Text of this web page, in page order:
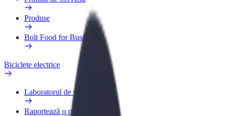
Produse
Bolt Food for Business
Biciclete electrice
Laboratorul de siguranță
Raportează o problemă